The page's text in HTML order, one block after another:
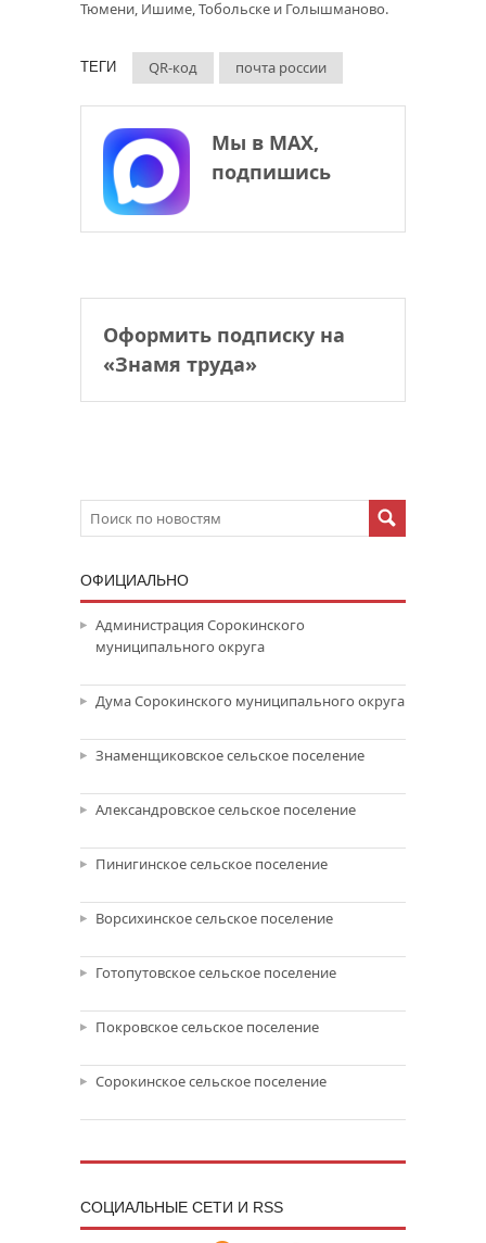
Тюмени, Ишиме, Тобольске и Голышманово.
ТЕГИ QR-код почта россии
Мы в МАХ,
подпишись
Оформить подписку на
«Знамя труда»
ОФИЦИАЛЬНО
Администрация Сорокинского
муниципального округа
Дума Сорокинского муниципального округа
Знаменщиковское сельское поселение
Александровское сельское поселение
Пинигинское сельское поселение
Ворсихинское сельское поселение
Готопутовское сельское поселение
Покровское сельское поселение
Сорокинское сельское поселение
CОЦИАЛЬНЫЕ СЕТИ И RSS